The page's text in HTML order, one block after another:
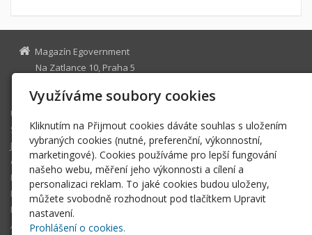
Magazín Egovernment
Na Zatlance 10, Praha 5
egovernment@egovernment.cz
Úvodní stránka
STUDIO
JIHLAVA
eOSOBNOST
ROK INFORMATIKY
MIKULOV
EGOVERNMENT THE BEST
ARCHIV MAGAZÍNU
Využíváme soubory cookies
Kliknutím na Přijmout cookies dáváte souhlas s uložením
vybraných cookies (nutné, preferenční, výkonnostní,
marketingové). Cookies používáme pro lepší fungování
našeho webu, měření jeho výkonnosti a cílení a
personalizaci reklam. To jaké cookies budou uloženy,
můžete svobodně rozhodnout pod tlačítkem Upravit
nastavení.
Prohlášení o cookies.